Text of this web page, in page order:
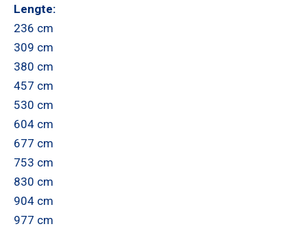
Lengte:
236 cm
309 cm
380 cm
457 cm
530 cm
604 cm
677 cm
753 cm
830 cm
904 cm
977 cm